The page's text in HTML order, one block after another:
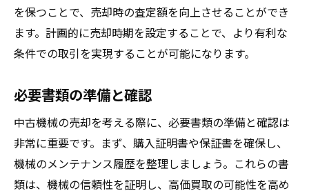
を保つことで、売却時の査定額を向上させることができ
ます。計画的に売却時期を設定することで、より有利な
条件での取引を実現することが可能になります。
必要書類の準備と確認
中古機械の売却を考える際に、必要書類の準備と確認は
非常に重要です。まず、購入証明書や保証書を確保し、
機械のメンテナンス履歴を整理しましょう。これらの書
類は、機械の信頼性を証明し、高価買取の可能性を高め